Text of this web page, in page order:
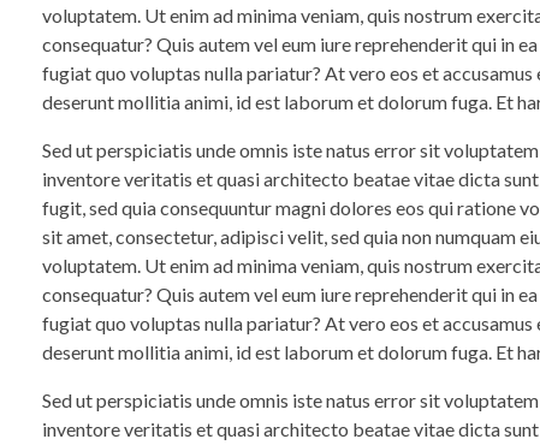
voluptatem. Ut enim ad minima veniam, quis nostrum
consequatur? Quis autem vel eum iure reprehenderit qui in
fugiat quo voluptas nulla pariatur? At vero eos et
deserunt mollitia animi, id est laborum et dolorum fuga. Et
Sed ut perspiciatis unde omnis iste natus error sit
inventore veritatis et quasi architecto beatae vitae dicta
fugit, sed quia consequuntur magni dolores eos qui ratione
sit amet, consectetur, adipisci velit, sed quia non numquam
voluptatem. Ut enim ad minima veniam, quis nostrum
consequatur? Quis autem vel eum iure reprehenderit qui in
fugiat quo voluptas nulla pariatur? At vero eos et
deserunt mollitia animi, id est laborum et dolorum fuga. Et
Sed ut perspiciatis unde omnis iste natus error sit
inventore veritatis et quasi architecto beatae vitae dicta